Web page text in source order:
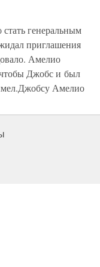
генеральным
приглашения
Амелио
чтобы Джобс и был
Амелио